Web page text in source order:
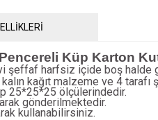
Küp Karton
şeffaf harfsiz içide boş halde
kalın kağıt malzeme ve 4
25*25*25 ölçülerindedir.
gönderilmektedir.
kullanabilirsiniz.